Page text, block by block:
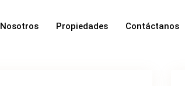
Nosotros Propiedades Contáctanos